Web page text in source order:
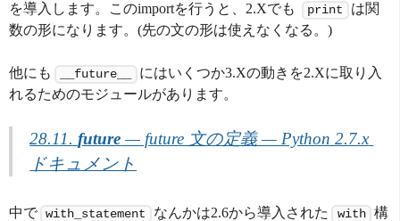
を導入します。このimportを行うと、2.Xでも print
は関
数の形になります。(先の文の形は使えなくなる。)
他にも __future__
にはいくつか3.Xの動きを2.Xに取り入
れるためのモジュールがあります。
28.11. future — future 文の定義 — Python 2.7.x
ドキュメント
中で with_statement なんかは2.6から導入された with 構